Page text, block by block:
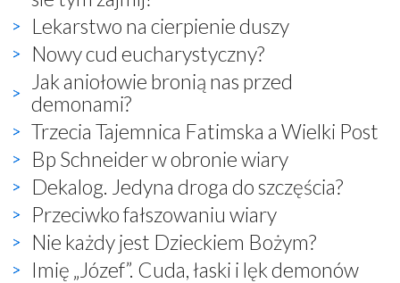
Lekarstwo na cierpienie duszy
Nowy cud eucharystyczny?
Jak aniołowie bronią nas przed
demonami?
Trzecia Tajemnica Fatimska a Wielki Post
Bp Schneider w obronie wiary
Dekalog. Jedyna droga do szczęścia?
Przeciwko fałszowaniu wiary
Nie każdy jest Dzieckiem Bożym?
Imię „Józef”. Cuda, łaski i lęk demonów